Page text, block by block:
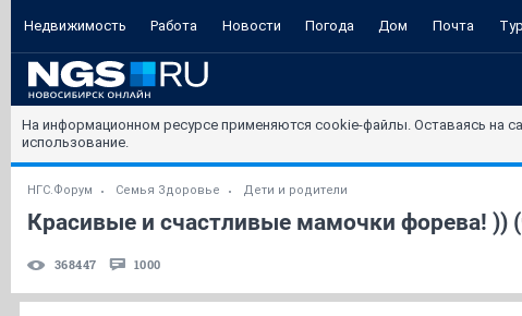
Недвижимость Работа Новости Погода Дом Почта
На информационном ресурсе применяются cookie-файлы. Оставаясь на
использование.
НГС.Форум Семья Здоровье Дети и родители
Красивые и счастливые мамочки форева! ))
368447 1000